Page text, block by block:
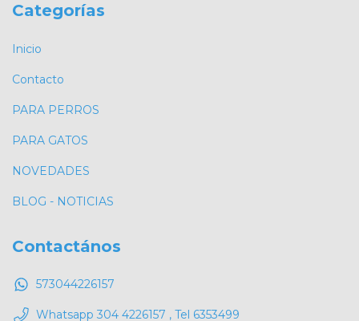
Categorías
Inicio
Contacto
PARA PERROS
PARA GATOS
NOVEDADES
BLOG - NOTICIAS
Contactános
573044226157
Whatsapp 304 4226157 , Tel 6353499